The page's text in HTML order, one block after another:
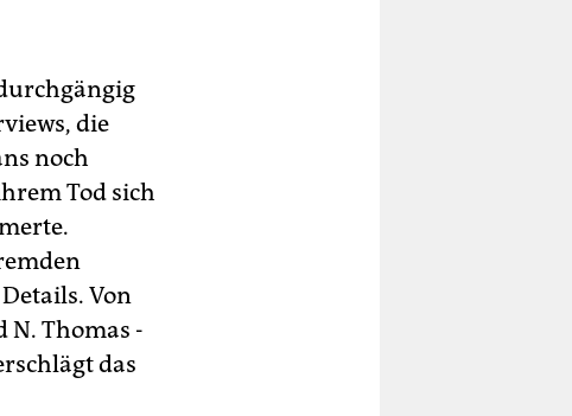
die
noch
Tod sich
Von
N. Thomas -
das